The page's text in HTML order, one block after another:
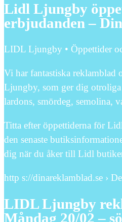
Lidl Ljungby
erbjudanden –
LIDL Ljungby • Öppettider
Vi har fantastiska reklamblad
Ljungby, som ger dig otroliga
lardons, smördeg, semolina,
Titta efter öppettiderna för
den senaste
dig när du åker till Lidl
http s://dinareklamblad.se ›
LIDL Ljungby
Måndag 20/02 –